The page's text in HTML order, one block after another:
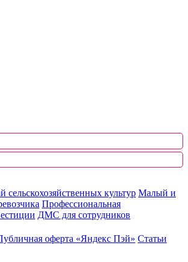
сельскохозяйственных культур Малый и
Профессиональная
ДМС для сотрудников
оферта «Яндекс Пэй» Статьи